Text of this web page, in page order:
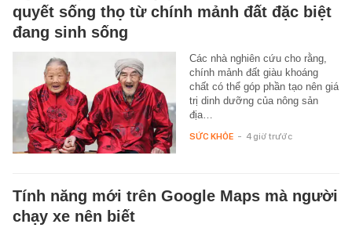
quyết sống thọ từ chính mảnh đất đặc biệt
đang sinh sống
Các nhà nghiên cứu cho rằng,
chính mảnh đất giàu khoáng
chất có thể góp phần tạo nên giá
trị dinh dưỡng của nông sản
địa…
SỨC KHỎE - 4 giờ trước
Tính năng mới trên Google Maps mà người
chạy xe nên biết